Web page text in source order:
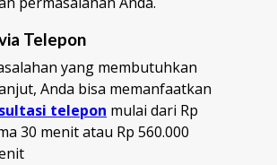
Telepon
yang membutuhkan
Anda bisa memanfaatkan
telepon mulai dari Rp
30 menit atau Rp 560.000